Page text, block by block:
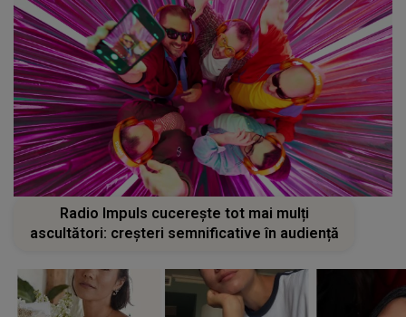
Radio Impuls cucerește tot mai mulți
ascultători: creșteri semnificative în audiență